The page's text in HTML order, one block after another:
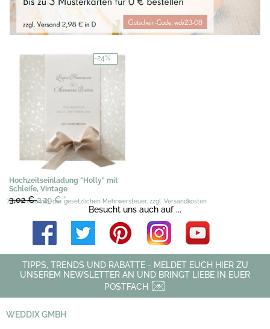
-24%
Hochzeitseinladung "Holly" mit
Schleife, Vintage
3,02 €2,29 €*
*Alle Preise inkl. der gesetzlichen Mehrwersteuer, zzgl. Versandkosten
Besucht uns auch auf ...
TIPPS, TRENDS UND RABATTE - MELDET EUCH HIER ZU
UNSEREM NEWSLETTER AN UND BRINGT LIEBE IN EUER
POSTFACH
WEDDIX GMBH